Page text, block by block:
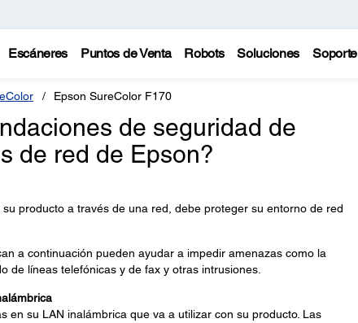
Escáneres Puntos de Venta Robots Soluciones Soporte
Epson SureColor F170
de seguridad de
de red de Epson?
producto a través de una red, debe proteger su entorno de red
a continuación pueden ayudar a impedir amenazas como la
de líneas telefónicas y de fax y otras intrusiones.
en su LAN inalámbrica que va a utilizar con su producto. Las